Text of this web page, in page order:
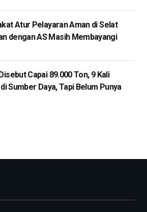
Atur Pelayaran Aman di Selat
dengan AS Masih Membayangi
Capai 89.000 Ton, 9 Kali
Sumber Daya, Tapi Belum Punya